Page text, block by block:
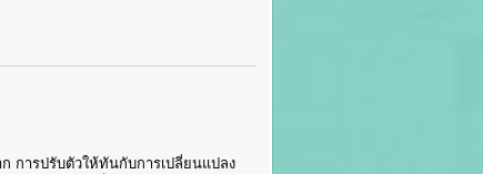
การปรับตัวให้ทันกับการเปลี่ยนแปลง